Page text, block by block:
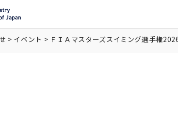
> イベント > ＦＩＡマスターズスイミング選手権